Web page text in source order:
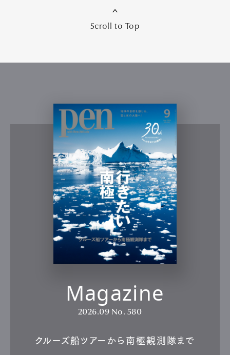
Scroll to Top
Magazine
2026.09 No. 580
クルーズ船ツアーから南極観測隊まで